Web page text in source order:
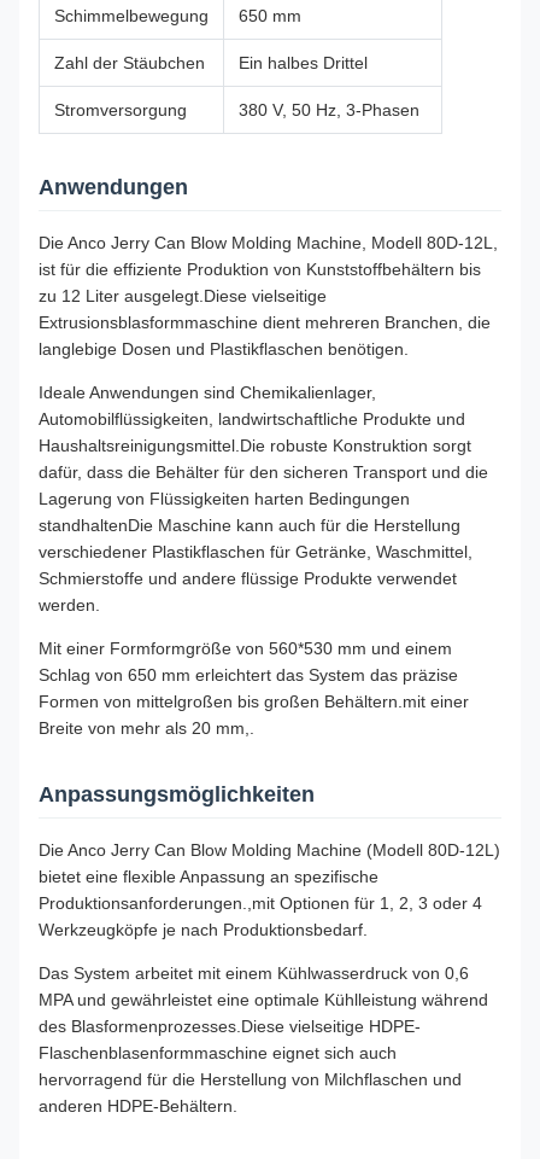
Schimmelbewegung 650 mm
Zahl der Stäubchen Ein halbes Drittel
Stromversorgung 380 V, 50 Hz, 3-Phasen
Anwendungen
Die Anco Jerry Can Blow Molding Machine, Modell 80D-12L,
ist für die effiziente Produktion von Kunststoffbehältern bis
zu 12 Liter ausgelegt.Diese vielseitige
Extrusionsblasformmaschine dient mehreren Branchen, die
langlebige Dosen und Plastikflaschen benötigen.
Ideale Anwendungen sind Chemikalienlager,
Automobilflüssigkeiten, landwirtschaftliche Produkte und
Haushaltsreinigungsmittel.Die robuste Konstruktion sorgt
dafür, dass die Behälter für den sicheren Transport und die
Lagerung von Flüssigkeiten harten Bedingungen
standhaltenDie Maschine kann auch für die Herstellung
verschiedener Plastikflaschen für Getränke, Waschmittel,
Schmierstoffe und andere flüssige Produkte verwendet
werden.
Mit einer Formformgröße von 560*530 mm und einem
Schlag von 650 mm erleichtert das System das präzise
Formen von mittelgroßen bis großen Behältern.mit einer
Breite von mehr als 20 mm,.
Anpassungsmöglichkeiten
Die Anco Jerry Can Blow Molding Machine (Modell 80D-12L)
bietet eine flexible Anpassung an spezifische
Produktionsanforderungen.,mit Optionen für 1, 2, 3 oder 4
Werkzeugköpfe je nach Produktionsbedarf.
Das System arbeitet mit einem Kühlwasserdruck von 0,6
MPA und gewährleistet eine optimale Kühlleistung während
des Blasformenprozesses.Diese vielseitige HDPE-
Flaschenblasenformmaschine eignet sich auch
hervorragend für die Herstellung von Milchflaschen und
anderen HDPE-Behältern.